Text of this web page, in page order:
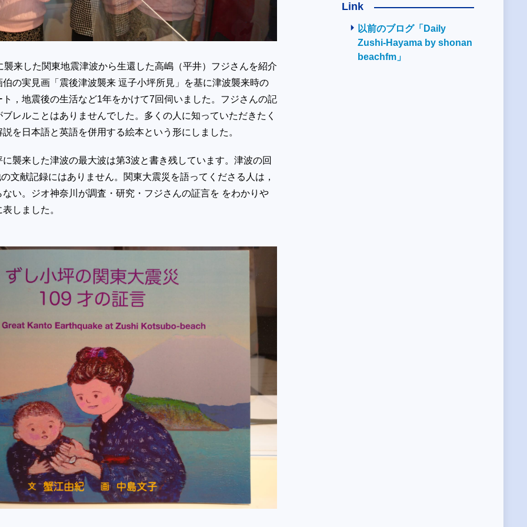
襲来した関東地震津波から生還した高嶋（平井）フジさんを紹介
の実見画「震後津波襲来 逗子小坪所見」を基に津波襲来時の
，地震後の生活など1年をかけて7回伺いました。フジさんの記
レルことはありませんでした。多くの人に知っていただきたく
を日本語と英語を併用する絵本という形にしました。
襲来した津波の最大波は第3波と書き残しています。津波の回
文献記録にはありません。関東大震災を語ってくださる人は，
い。ジオ神奈川が調査・研究・フジさんの証言を をわかりや
しました。
Link
以前のブログ「Daily
Zushi-Hayama by shonan
beachfm」